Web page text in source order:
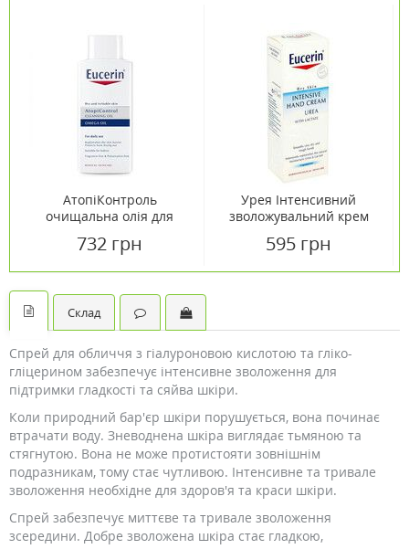
АтопіКонтроль
очищальна олія для
Еуцерін / Eucerin 400 мл
732 грн
Урея Інтенсивний
зволожувальний крем
Еуцерін / Eucerin 75 мл
595 грн
Склад
Спрей для обличчя з гіалуроновою кислотою та гліко-
гліцерином забезпечує інтенсивне зволоження для
підтримки гладкості та сяйва шкіри.
Коли природний бар'єр шкіри порушується, вона починає
втрачати воду. Зневоднена шкіра виглядає тьмяною та
стягнутою. Вона не може протистояти зовнішнім
подразникам, тому стає чутливою. Інтенсивне та тривале
зволоження необхідне для здоров'я та краси шкіри.
Спрей забезпечує миттєве та тривале зволоження
зсередини. Добре зволожена шкіра стає гладкою,